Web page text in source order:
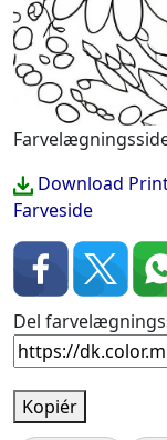
Download
Farveside
Del
Kopiér